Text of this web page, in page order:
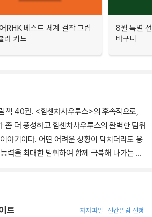
RHK 베스트 세계 걸작 그림
러 카드
8월 특별
바구니
책 40권. <힘센차사우루스>의 후속작으로,
좀 더 풍성하고 힘센차사우루스의 완벽한 팀워
야기이다. 어떤 어려운 상황이 닥치더라도 용
력을 최대한 발휘하여 함께 극복해 나가는 힘
요소의 결합만으로도 아이들의 마음을 단숨에
트 저자파일 신간알림 신청